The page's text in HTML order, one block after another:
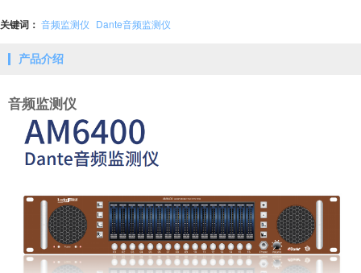
关键词： 音频监测仪 Dante音频监测仪
产品介绍
音频监测仪